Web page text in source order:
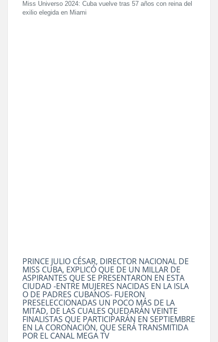
Miss Universo 2024: Cuba vuelve tras 57 años con reina del
exilio elegida en Miami
PRINCE JULIO CÉSAR, DIRECTOR NACIONAL DE
MISS CUBA, EXPLICÓ QUE DE UN MILLAR DE
ASPIRANTES QUE SE PRESENTARON EN ESTA
CIUDAD -ENTRE MUJERES NACIDAS EN LA ISLA
O DE PADRES CUBANOS- FUERON
PRESELECCIONADAS UN POCO MÁS DE LA
MITAD, DE LAS CUALES QUEDARÁN VEINTE
FINALISTAS QUE PARTICIPARÁN EN SEPTIEMBRE
EN LA CORONACIÓN, QUE SERÁ TRANSMITIDA
POR EL CANAL MEGA TV